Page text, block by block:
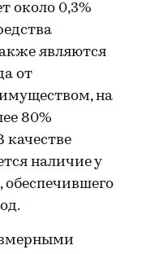
около 0,3%
являются
от
на
80%
качестве
наличие у